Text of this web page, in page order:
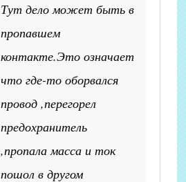
Тут дело может быть в
пропавшем
контакте.Это означает
что где-то оборвался
провод ,перегорел
предохранитель
,пропала масса и ток
пошол в другом